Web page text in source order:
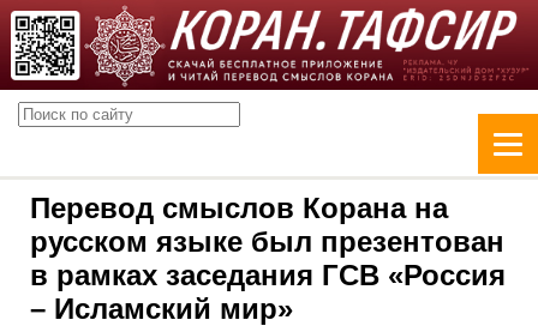
Перевод смыслов Корана на
русском языке был презентован
в рамках заседания ГСВ «Россия
– Исламский мир»